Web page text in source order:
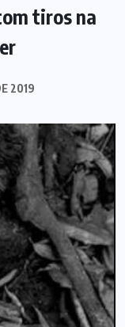
tiros na
2019